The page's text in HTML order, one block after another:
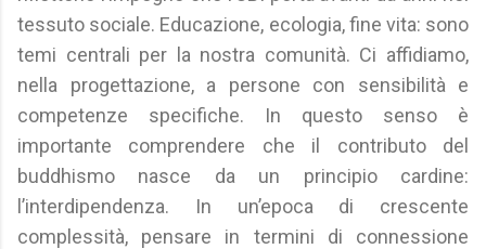
tessuto sociale. Educazione, ecologia, fine vita: sono
temi centrali per la nostra comunità. Ci affidiamo,
nella progettazione, a persone con sensibilità e
competenze specifiche. In questo senso è
importante comprendere che il contributo del
buddhismo nasce da un principio cardine:
l’interdipendenza. In un’epoca di crescente
complessità, pensare in termini di connessione